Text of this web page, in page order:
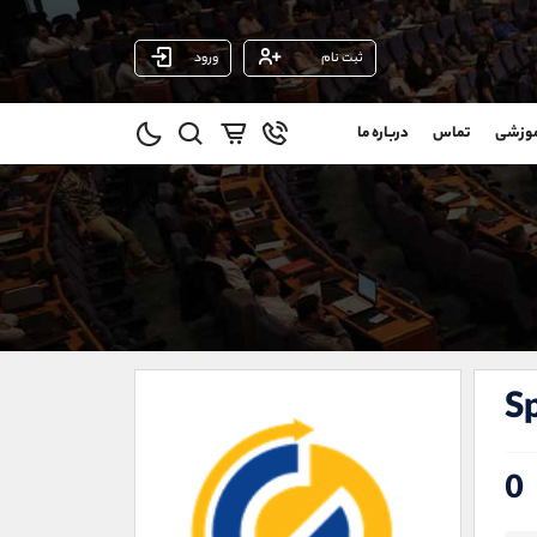
ثبت نام ورود
تماس درباره ما
0
(محسن یزدی)
09304891085
واتساپ شروع گفتگو
تلگرام @Armteam_admin_103
021-22021030
021-22021040
@alireza.mehrabii
@alirezamehrabi_com
@alirezamehrabi_official